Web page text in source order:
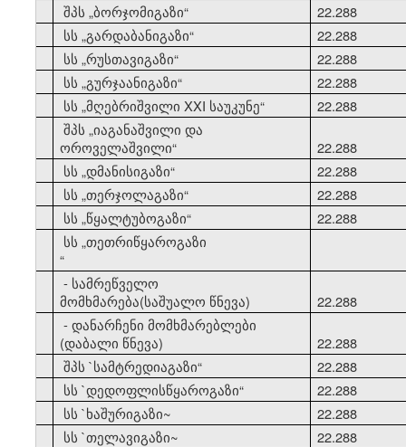
შპს„ბორჯომიგაზი“
22.288
სს„გარდაბანიგაზი“
22.288
სს„რუსთავიგაზი“
22.288
სს„გურჯაანიგაზი“
22.288
სს„მღებრიშვილი XXI საუკუნე“ 22.288
შპს„იაგანაშვილი და
ოროველაშვილი“
22.288
სს„დმანისიგაზი“
22.288
სს„თერჯოლაგაზი“
22.288
სს„წყალტუბოგაზი“ 22.288
სს„თეთრიწყაროგაზი
“
- სამრეწველო
მომხმარება(საშუალო წნევა)
22.288
- დანარჩენი მომხმარებლები
(დაბალი წნევა)
22.288
შპს `სამტრედიაგაზი“
22.288
სს `დედოფლისწყაროგაზი“
22.288
სს `ხაშურიგაზი~
22.288
სს `თელავიგაზი~
22.288